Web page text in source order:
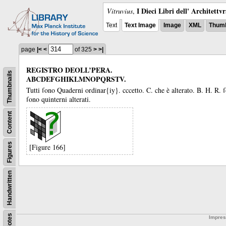
Vitruvius, I Dieci Libri dell'
Text Text Image Image XML
Notes
Handwritten
Figures
Content
Thumbnails
page |< < of 325 > >|
REGISTRO DEOLL’PERA.
ABCDEFGHIKLMNOPQRSTV.
Tutti ſono Quaderni ordinar{iy}. cccetto. C. che è alterato. B. H. R.
ſono quinterni alterati.
[Figure 166]